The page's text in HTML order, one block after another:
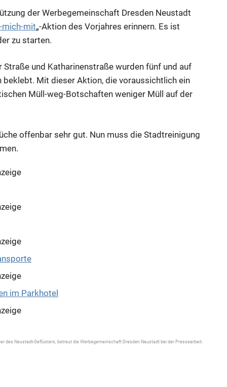
der Werbegemeinschaft Dresden Neustadt
mit„-Aktion des Vorjahres erinnern. Es ist
zu starten.
und Katharinenstraße wurden fünf und auf
Mit dieser Aktion, die voraussichtlich ein
Müll-weg-Botschaften weniger Müll auf der
offenbar sehr gut. Nun muss die Stadtreinigung
des Neustadt-Geflüsters, betreut die Werbegemeinschaft Dresden Neustadt bei der Pressearbeit.